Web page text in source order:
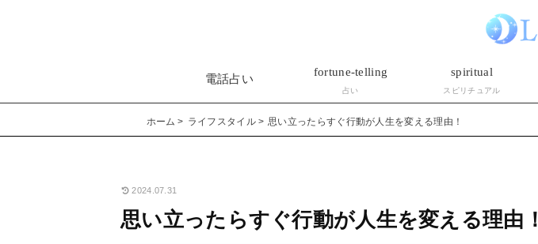
電話占い
fortune-telling
占い
spiritual
スピリチュアル
ホーム ライフスタイル 思い立ったらすぐ行動が人生を変える理由！
2024.07.31
思い立ったらすぐ行動が人生を変える理由！